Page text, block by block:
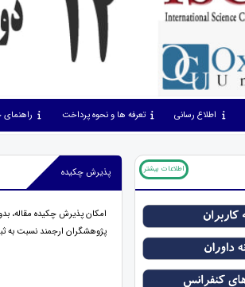
اطلاع رسانی تعرفه ها و نحوه پرداخت
اطلاعات بیشتر پذیرش چکیده
امکان پذیرش چکیده مقاله،
پژوهشگران ارجمند نسبت به